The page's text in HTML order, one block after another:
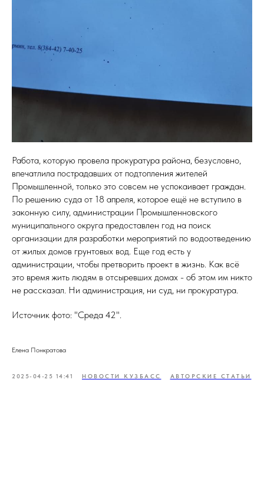
Работа, которую провела прокуратура района, безусловно,
впечатлила пострадавших от подтопления жителей
Промышленной, только это совсем не успокаивает граждан.
По решению суда от 18 апреля, которое ещё не вступило в
законную силу, администрации Промышленновского
муниципального округа предоставлен год на поиск
организации для разработки мероприятий по водоотведению
от жилых домов грунтовых вод. Еще год есть у
администрации, чтобы претворить проект в жизнь. Как всё
это время жить людям в отсыревших домах - об этом им никто
не рассказал. Ни администрация, ни суд, ни прокуратура.
Источник фото: "Среда 42".
Елена Понкратова
2025-04-25 14:41 НОВОСТИ КУЗБАСС АВТОРСКИЕ СТАТЬИ